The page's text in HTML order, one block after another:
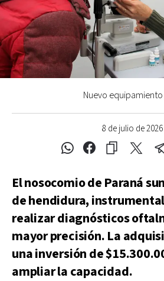
8 de julio de 2026
Nuevo
El nosocomio de Paraná
de hendidura,
realizar diagnósticos
mayor precisión. La
una inversión de
ampliar la capacidad.